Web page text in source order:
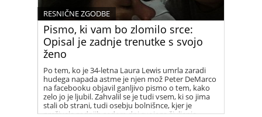
Pismo, ki vam bo zlomilo srce:
Opisal je zadnje trenutke s svojo
ženo
RESNIČNE ZGODBE
Po tem, ko je 34-letna Laura Lewis umrla zaradi
hudega napada astme je njen mož Peter DeMarco
na facebooku objavil ganljivo pismo o tem, kako
zelo jo je ljubil. Zahvalil se je tudi vsem, ki so jima
stali ob strani, tudi osebju bolnišnce, kjer je
preživela zadnjih sedem dni svojega življenja.